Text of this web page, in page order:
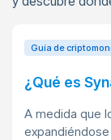
Guía de
¿Qué es
A medida que